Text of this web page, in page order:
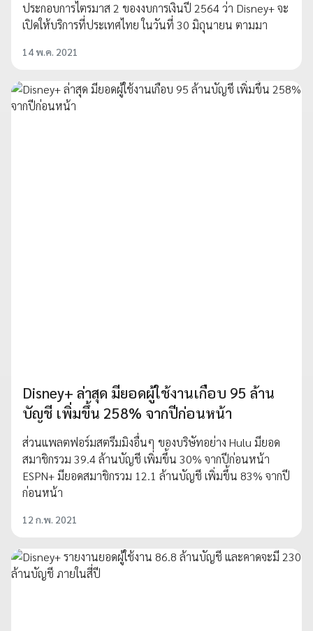
ประกอบการไตรมาส 2 ของงบการเงินปี 2564 ว่า Disney+ จะ
เปิดให้บริการที่ประเทศไทย ​ในวันที่ 30 มิถุนายน ตามมา
14 พ.ค. 2021
Disney+ ล่าสุด มียอดผู้ใช้งานเกือบ 95 ล้าน
บัญชี เพิ่มขึ้น 258% จากปีก่อนหน้า
ส่วนแพลตฟอร์มสตรีมมิงอื่นๆ ของบริษัทอย่าง Hulu มียอด
สมาชิกรวม 39.4 ล้านบัญชี เพิ่มขึ้น 30% จากปีก่อนหน้า
ESPN+ มียอดสมาชิกรวม 12.1 ล้านบัญชี เพิ่มขึ้น 83% จากปี
ก่อนหน้า
12 ก.พ. 2021